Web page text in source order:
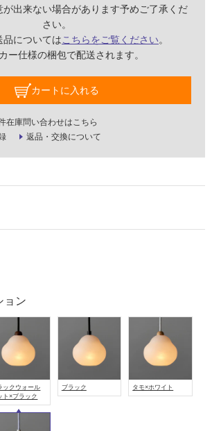
が出来ない場合があります予めご了承くだ
さい。
品についてはこちらをご覧ください。
ー仕様の梱包で配送されます。
カートに入れる
在庫問い合わせはこちら
返品・交換について
ョン
ックウォール
ト×ブラック
ブラック タモ×ホワイト